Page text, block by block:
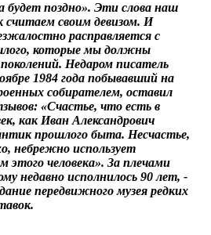
будет поздно». Эти слова наш
считаем своим девизом. И
расправляется с
которые мы должны
Недаром писатель
1984 года побывавший на
собирателем, оставил
«Счастье, что есть в
как Иван Александрович
прошлого быта. Несчастье,
небрежно использует
этого человека». За плечами
недавно исполнилось 90 лет, -
передвижного музея редких